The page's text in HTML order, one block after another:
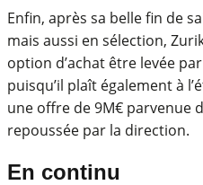
Enfin, après sa belle fin de
mais aussi en sélection,
option d’achat être levée
puisqu’il plaît également à
une offre de 9M€ parvenue
repoussée par la direction.
En continu